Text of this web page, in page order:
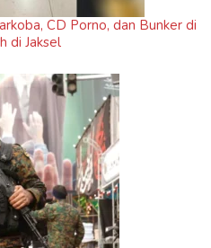
CD Porno, dan Bunker di
di Jaksel